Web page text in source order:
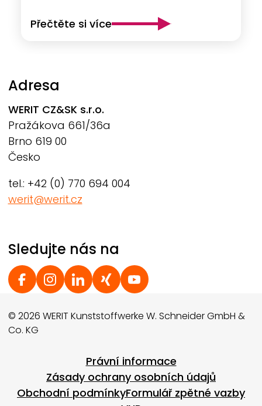
Přečtěte si více
Adresa
WERIT CZ&SK s.r.o.
Pražákova 661/36a
Brno 619 00
Česko
tel.: +42 (0) 770 694 004
werit@werit.cz
Sledujte nás na
Social Footer
© 2026 WERIT Kunststoffwerke W. Schneider GmbH &
Co. KG
Právní informace
Zásady ochrany osobních údajů
Obchodní podmínkyFormulář zpětné vazby